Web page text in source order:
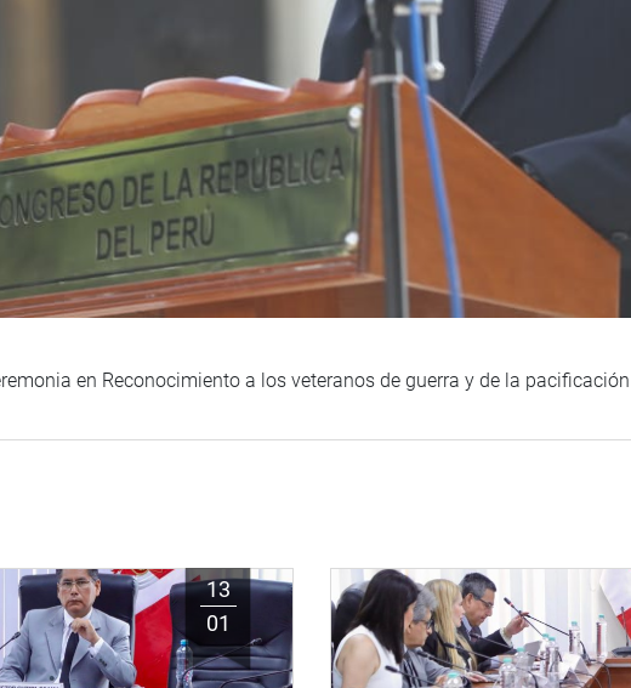
en Reconocimiento a los veteranos de guerra y de la
13
01